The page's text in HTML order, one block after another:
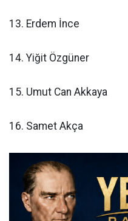
13. Erdem İnce
14. Yiğit Özgüner
15. Umut Can Akkaya
16. Samet Akça